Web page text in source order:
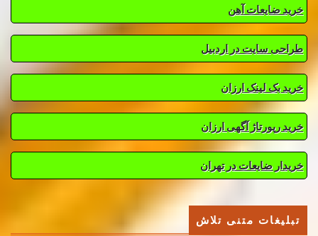
خرید ضایعات آهن
طراحی سایت در اردبیل
خرید بک لینک ارزان
خرید رپورتاژ آگهی ارزان
خریدار ضایعات در تهران
تبلیغات متنی تلاش